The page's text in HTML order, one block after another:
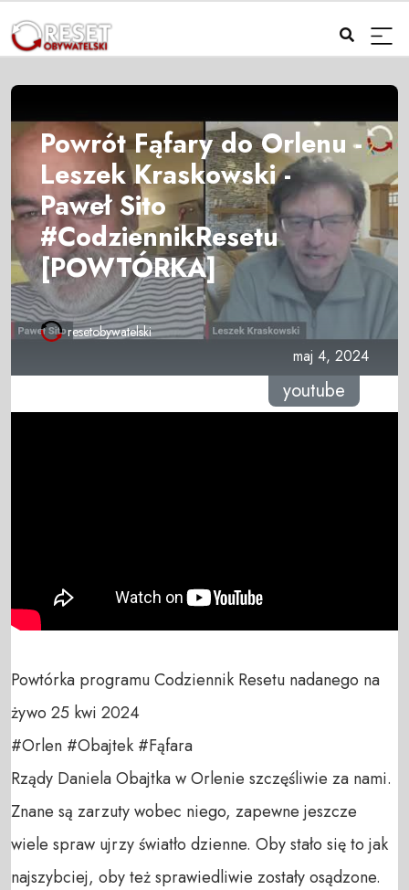
Powrót Fąfary do Orlenu -
Leszek Kraskowski -
Paweł Sito
#CodziennikResetu
[POWTÓRKA]
resetobywatelski
maj 4, 2024
youtube
Powtórka programu Codziennik Resetu nadanego na
żywo 25 kwi 2024
#Orlen #Obajtek #Fąfara
Rządy Daniela Obajtka w Orlenie szczęśliwie za nami.
Znane są zarzuty wobec niego, zapewne jeszcze
wiele spraw ujrzy światło dzienne. Oby stało się to jak
najszybciej, oby też sprawiedliwie zostały osądzone.